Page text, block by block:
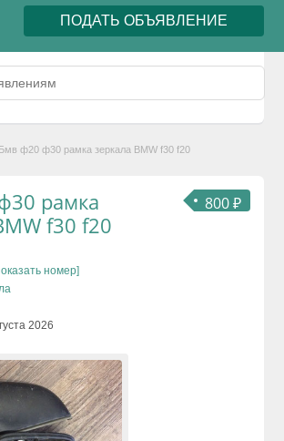
ПОДАТЬ ОБЪЯВЛЕНИЕ
Бмв ф20 ф30 рамка зеркала BMW f30 f20
800 ₽
рамка
f30 f20
номер]
2026